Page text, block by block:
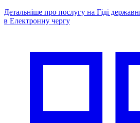
Детальніше про послугу на Гіді
в Електронну чергу